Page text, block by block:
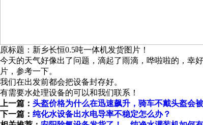
原标题：新乡长恒0.5吨一体机发货图片！
今天的天气好像出了问题，滴起了雨滴，哗啦啦的，幸
片，参考一下。
我们在出发前都会把设备封存好。
有需要水处理设备的可以和我们联系！
上一篇： 头盔价格为什么在迅速飙升，骑车不戴头盔会
下一篇： 纯化水设备出水电导率不稳定怎么办？